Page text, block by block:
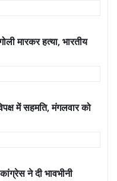
मारकर हत्या, भारतीय
में सहमति, मंगलवार को
ने दी भावभीनी